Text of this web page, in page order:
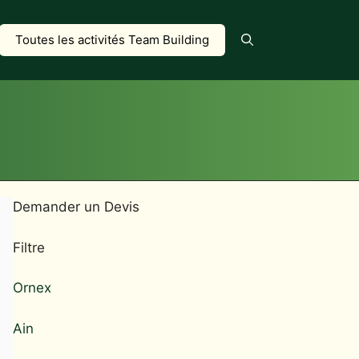
Toutes les activités Team Building
Demander un Devis
Filtre
Ornex
Ain